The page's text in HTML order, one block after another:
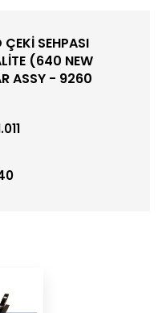
SEHPASI
(640 NEW
ASSY - 9260